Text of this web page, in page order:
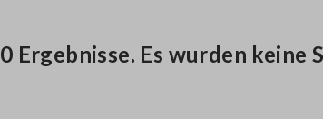
0 Ergebnisse. Es wurden keine